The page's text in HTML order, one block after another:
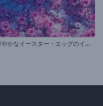
華
やかなイースター・エッグのイントロ動画